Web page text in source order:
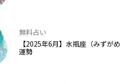
無料占い
【2025年6月】水瓶座（みずが
運勢